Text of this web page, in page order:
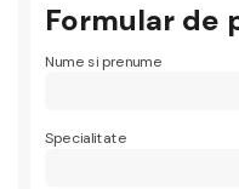
Formular de
Nume si prenume
Specialitate